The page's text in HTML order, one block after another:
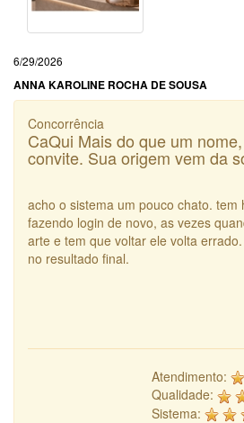
6/29/2026
ANNA KAROLINE ROCHA DE SOUSA
Concorrência
CaQui Mais do que um
convite. Sua origem vem da
acho o sistema um pouco chato.
fazendo login de novo, as vezes
arte e tem que voltar ele volta
no resultado final.
Atendimento:
Qualidade:
Sistema: